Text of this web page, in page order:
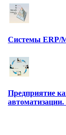
Системы ERP/
Предприятие